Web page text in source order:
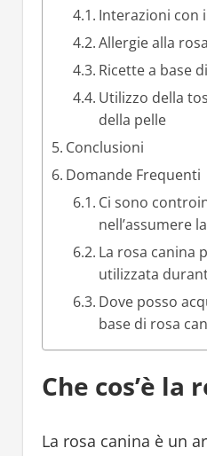
Interazioni con
Allergie alla
Ricette a base
Utilizzo della
della pelle
Conclusioni
Domande Frequenti
Ci sono
nell’assumere
La rosa canina
utilizzata
Dove posso
base di rosa
Che cos’è la
La rosa canina è un